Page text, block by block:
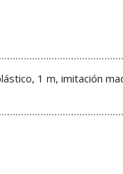
1 m, imitación